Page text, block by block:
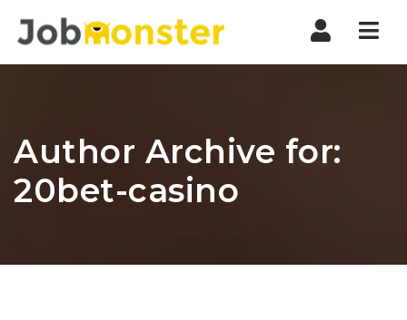
Author Archive for:
20bet-casino